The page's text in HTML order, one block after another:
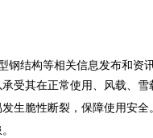
钢结构等相关信息发布和资
受其在正常使用、风载、
生脆性断裂，保障使用安